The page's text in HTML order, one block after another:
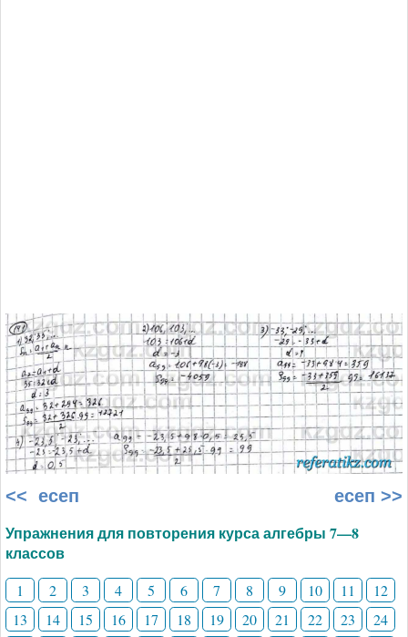
<< есеп есеп >>
Упражнения для повторения курса алгебры 7—8
классов
1 2 3 4 5 6 7 8 9 10 11
12
13
14 15 16 17 18 19 20 21 22 23
24